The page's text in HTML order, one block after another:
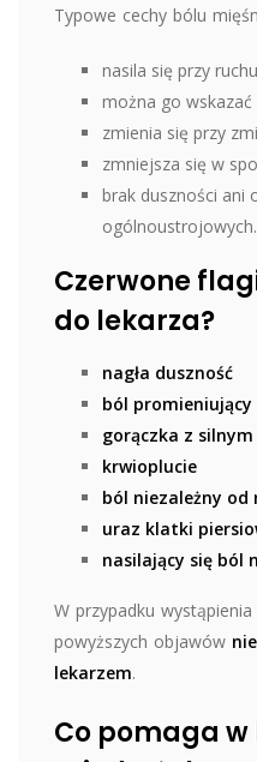
Typowe cechy bólu
nasila się przy
można go
zmienia się przy
zmniejsza się w
brak duszności ani
ogólnoustrojowych.
Czerwone
do lekarza?
nagła duszność
ból promieniujący
gorączka z silnym
krwioplucie
ból niezależny od
uraz klatki
nasilający się ból
W przypadku
powyższych objawów
lekarzem.
Co pomaga